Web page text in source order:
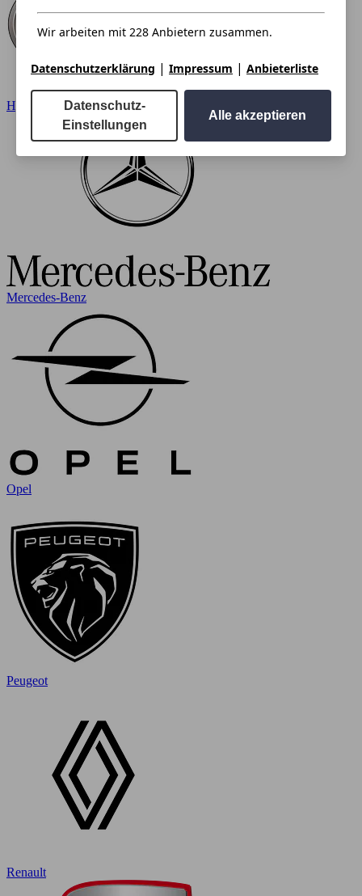
Hyundai
Mercedes-Benz
Opel
Peugeot
Renault
Wir arbeiten mit 228 Anbietern zusammen.
Datenschutzerklärung | Impressum | Anbieterliste
Datenschutz-
Einstellungen
Alle akzeptieren